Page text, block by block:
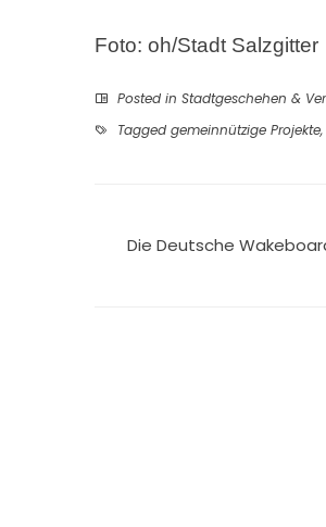
Foto: oh/Stadt Salzgitter
Posted in Stadtgeschehen &
Tagged gemeinnützige Projekte,
Die Deutsche